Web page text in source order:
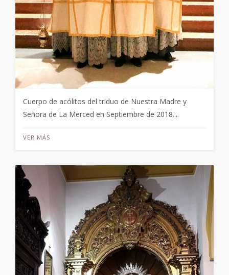
Cuerpo de acólitos del triduo de Nuestra Madre y
Señora de La Merced en Septiembre de 2018....
VER MÁS